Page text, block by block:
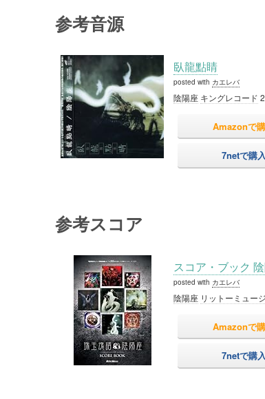
参考音源
臥龍點睛
posted with カエレバ
陰陽座 キングレコード
Amazonで
7netで購入
参考スコア
スコア・ブック
posted with カエレバ
陰陽座 リットーミュー
Amazonで
7netで購入